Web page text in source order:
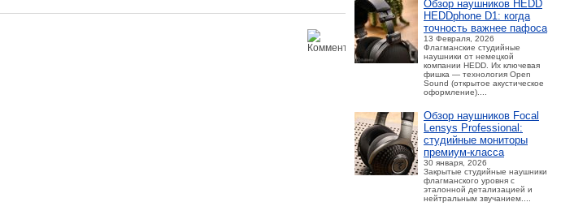
Обзор наушников HEDD
HEDDphone D1: когда
точность важнее пафоса
13 Февраля, 2026
Флагманские студийные
наушники от немецкой
компании HEDD. Их ключевая
фишка — технология Open
Sound (открытое акустическое
оформление)....
Обзор наушников Focal
Lensys Professional:
студийные мониторы
премиум‑класса
30 января, 2026
Закрытые студийные наушники
флагманского уровня с
эталонной детализацией и
нейтральным звучанием....